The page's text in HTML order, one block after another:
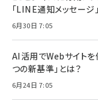
「LINE通知メッセージ
6月30日 7:05
AI活用でWebサイト
つの新基準」とは？
6月24日 7:05